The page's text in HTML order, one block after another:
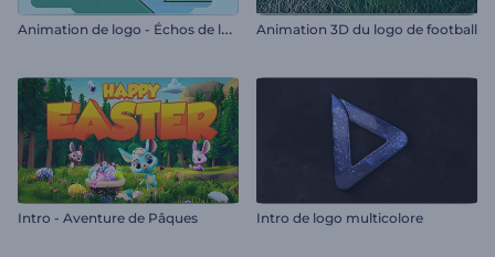
A
nimation de logo - Échos de la nature Animation 3D du logo de football
Intro - Aventure de Pâques Intro de logo multicolore